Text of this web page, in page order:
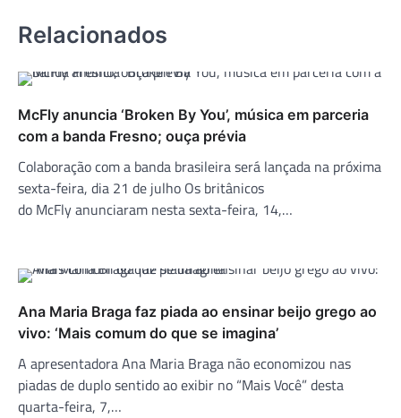
Relacionados
McFly anuncia ‘Broken By You’, música em parceria
com a banda Fresno; ouça prévia
Colaboração com a banda brasileira será lançada na próxima
sexta-feira, dia 21 de julho Os britânicos
do McFly anunciaram nesta sexta-feira, 14,…
Ana Maria Braga faz piada ao ensinar beijo grego ao
vivo: ‘Mais comum do que se imagina’
A apresentadora Ana Maria Braga não economizou nas
piadas de duplo sentido ao exibir no “Mais Você” desta
quarta-feira, 7,…